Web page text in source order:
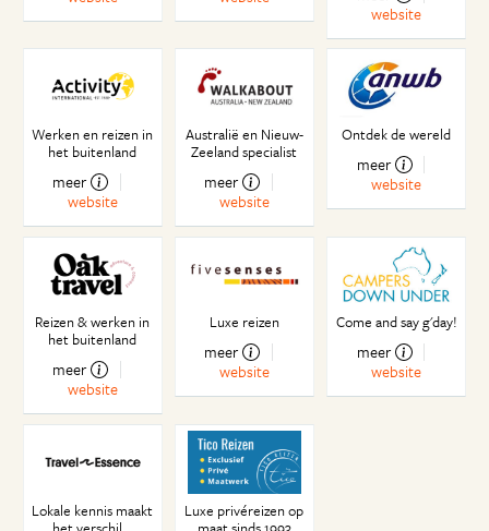
Stairway to heaven
In het paradijs moet ook gewerkt worden
Voorpagina nieuws
Puur op intuïtie!
Wakker worden in the middle of nowhere
Stapels pannenkoeken aan de westkust
Zoveel meer dan een pitstop
Tot in Tonga en weer terug
Vervloekte flyers in Tongariro National Park
Vakantie in eigen land
Het boerderijleven van een insectenhater
Ver van mijn bed
Wat een saai land
Het regent, het regent...
Paniekvoetbal
Beroemd over de hele wereld!
90 Miles Beach?
website
Werken en reizen in
het buitenland
meer
website
Australië en Nieuw-
Zeeland specialist
meer
website
Ontdek de wereld
meer
website
Reizen & werken in
het buitenland
meer
website
Luxe reizen
meer
website
Come and say g'day!
meer
website
Lokale kennis maakt
Luxe privéreizen op